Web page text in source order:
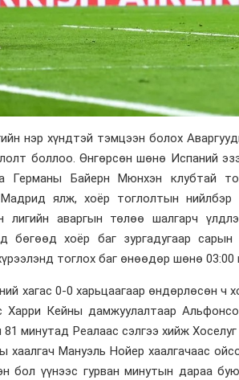
нэр хүндтэй тэмцээн болох
боллоо. Өнгөрсөн шөнө Испаний
Германы Байерн Мюнхэн клубтай
ялж, хоёр тоглолтын нийлбэр
лигийн аваргын төлөө шалгарч
бөгөөд хоёр баг зургадугаар
тоглох баг өнөөдөр шөнө 03:00
хагас 0-0 харьцаагаар өндөрлөсөн ч
Харри Кейны дамжуулалтаар
81 минутад Реалаас сэлгээ хийж
хаалгач Мануэль Нойер хаалгачаас
бол үүнээс гурван минутын дараа